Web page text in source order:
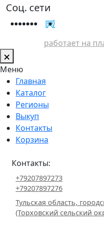
Соц. сети
работает на
Меню
Главная
Каталог
Регионы
Выкуп
Контакты
Корзина
Контакты:
+79207897273
+79207897276
Тульская область,
(Торховский сельский